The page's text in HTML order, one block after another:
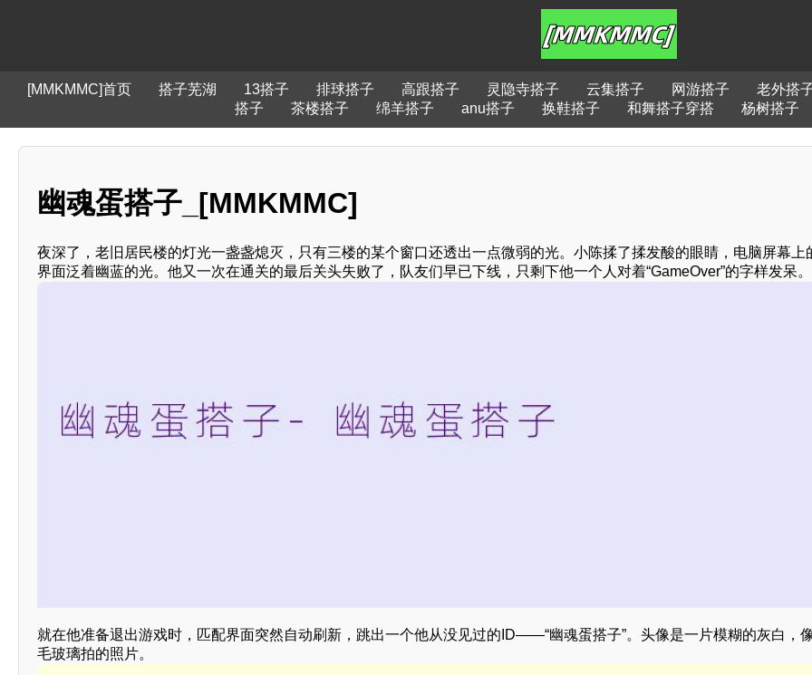
[MMKMMC]首页 搭子芜湖 13搭子 排球搭子 高跟搭子 灵隐寺搭子 云集搭子 网游搭子
老外搭
搭子
茶楼搭子 绵羊搭子 anu搭子 换鞋搭子 和舞搭子穿搭 杨树搭子
幽魂蛋搭子_[MMKMMC]
夜深了，老旧居民楼的灯光一盏盏熄灭，只有三楼的某个窗口还透出一点微弱的光。小陈揉了揉发酸的眼睛，电脑屏幕上
界面泛着幽蓝的光。他又一次在通关的最后关头失败了，队友们早已下线，只剩下他一个人对着“GameOver”的字样发呆。
就在他准备退出游戏时，匹配界面突然自动刷新，跳出一个他从没见过的ID——“幽魂蛋搭子”。头像是一片模糊的灰白，
毛玻璃拍的照片。